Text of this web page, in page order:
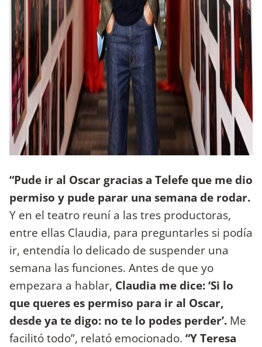
“Pude ir al Oscar gracias a Telefe que me dio
permiso y pude parar una semana de rodar.
Y en el teatro reuní a las tres productoras,
entre ellas Claudia, para preguntarles si podía
ir, entendía lo delicado de suspender una
semana las funciones. Antes de que yo
empezara a hablar, Claudia me dice: ‘Si lo
que queres es permiso para ir al Oscar,
desde ya te digo: no te lo podes perder’. Me
facilitó todo”, relató emocionado. “Y Teresa